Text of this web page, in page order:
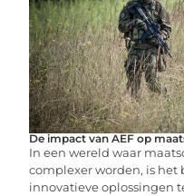
De impact van AEF op
In een wereld waar
complexer worden, is
innovatieve oplossingen